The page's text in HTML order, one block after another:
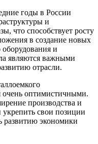
годы в России
и
что способствует росту
в создание новых
оборудования и
являются важными
отрасли.
очень оптимистичными.
производства и
укрепить свои позиции
развитию экономики